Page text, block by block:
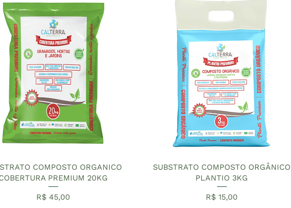
COMPOSTO ORGANICO
PREMIUM 20KG
Preço
R$ 45,00
SUBSTRATO COMPOSTO ORGÂNICO
PLANTIO 3KG
Preço
R$ 15,00